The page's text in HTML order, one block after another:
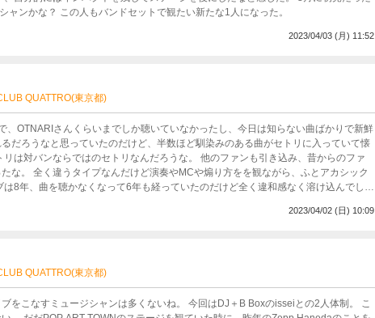
ャンかな？ この人もバンドセットで観たい新たな1人になった。
2023/04/03 (月) 11:52
QUATTRO(東京都)
、OTNARIさんくらいまでしか聴いていなかったし、今日は知らない曲ばかりで新鮮
だろうなと思っていたのだけど、半数ほど馴染みのある曲がセトリに入っていて懐
は対バンならではのセトリなんだろうな。 他のファンも引き込み、昔からのファ
な。 全く違うタイプなんだけど演奏やMCや煽り方をを観ながら、ふとアカシック
8年、曲を聴かなくなって6年も経っていたのだけど全く違和感なく溶け込んでしま
2023/04/02 (日) 10:09
QUATTRO(東京都)
をこなすミュージシャンは多くないね。 今回はDJ＋B Boxのisseiとの2人体制。 こ